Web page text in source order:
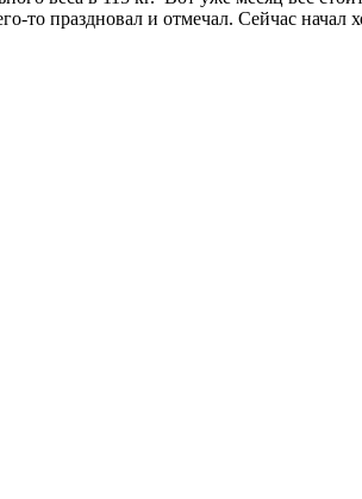
то праздновал и отмечал. Сейчас начал